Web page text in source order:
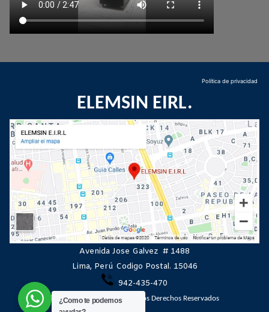
Política de privacidad
ELEMSIN EIRL.
Avenida Jose Galvez # 1488
Lima, Perú Codigo Postal. 15046
942-435-470
©2021 ELEMSIN EIRL Todos los Derechos Reservados
¿Como te podemos